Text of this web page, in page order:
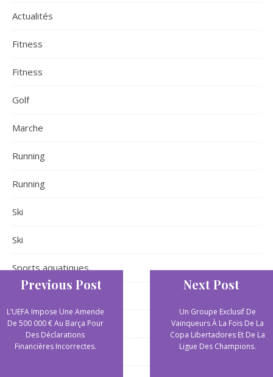
Actualités
Fitness
Fitness
Golf
Marche
Running
Running
Ski
Ski
Sports aquatiques
Sports collectifs
Sports de plein air
Previous Post
L’UEFA Impose Une Amende
De 500 000 € Au Barça Pour
Des Déclarations
Financières Incorrectes.
Next Post
Un Groupe Exclusif De
Vainqueurs À La Fois De La
Copa Libertadores Et De La
Ligue Des Champions.